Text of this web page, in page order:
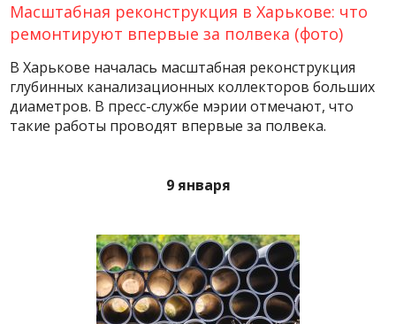
Масштабная реконструкция в Харькове: что
ремонтируют впервые за полвека (фото)
В Харькове началась масштабная реконструкция
глубинных канализационных коллекторов больших
диаметров. В пресс-службе мэрии отмечают, что
такие работы проводят впервые за полвека.
9 января